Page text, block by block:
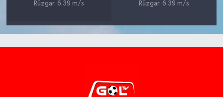
Rüzgar: 6.39 m/s
Rüzgar: 6.39 m/s